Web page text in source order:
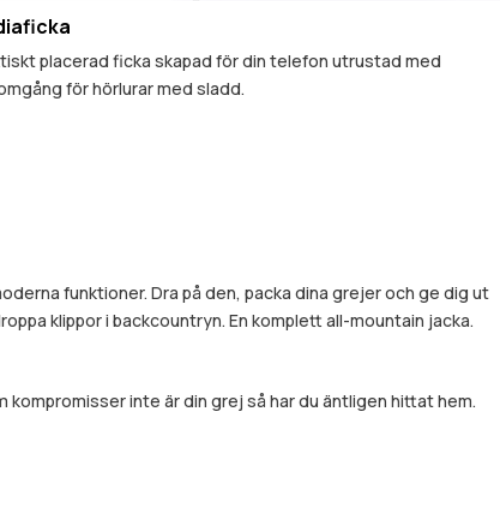
placerad ficka skapad för din telefon utrustad med
för hörlurar med sladd.
funktioner. Dra på den, packa dina grejer och ge dig ut
klippor i backcountryn. En komplett all-mountain jacka.
inte är din grej så har du äntligen hittat hem.